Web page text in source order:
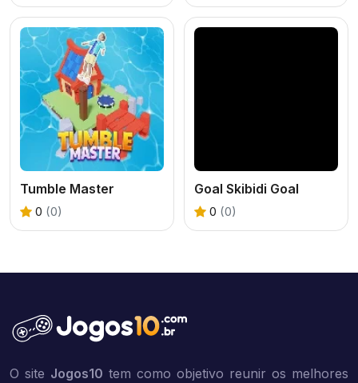
Tumble Master
0 (0)
Goal Skibidi Goal
0 (0)
O site Jogos10 tem como objetivo reunir os melhores